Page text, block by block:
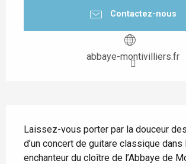
Contactez-nous
abbaye-montivilliers.fr
Laissez-vous porter par la douceur
d’un concert de guitare classique dans
enchanteur du cloître de l’Abbaye de